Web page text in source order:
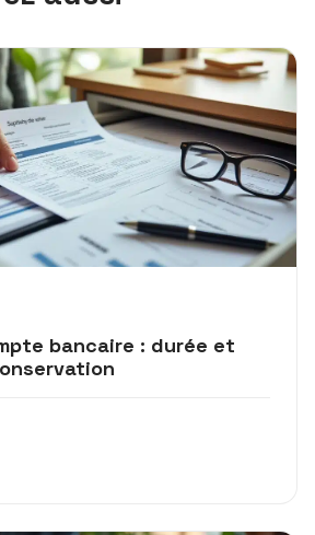
bancaire : durée et